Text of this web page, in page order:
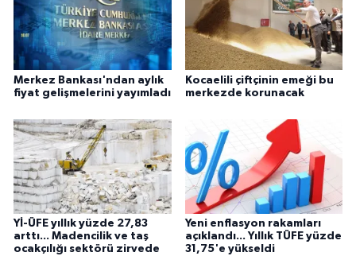
Merkez Bankası'ndan aylık
fiyat gelişmelerini yayımladı
Kocaelili çiftçinin emeği bu
merkezde korunacak
Yİ-ÜFE yıllık yüzde 27,83
arttı... Madencilik ve taş
ocakçılığı sektörü zirvede
Yeni enflasyon rakamları
açıklandı... Yıllık TÜFE yüzde
31,75'e yükseldi